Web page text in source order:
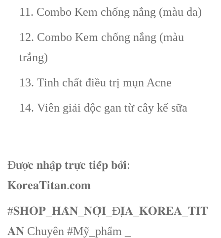
11. Combo Kem chống nắng (màu da)
12. Combo Kem chống nắng (màu
trắng)
13. Tinh chất điều trị mụn Acne
14. Viên giải độc gan từ cây kế sữa
Đ𝐮̛𝐨̛̣𝐜 𝐧𝐡𝐚̣̂𝐩 𝐭𝐫𝐮̛̣𝐜 𝐭𝐢𝐞̂́𝐩 𝐛𝐨̛̉𝐢:
𝐊𝐨𝐫𝐞𝐚𝐓𝐢𝐭𝐚𝐧.𝐜𝐨𝐦
#𝐒𝐇𝐎𝐏_𝐇𝐀̀𝐍_𝐍𝐎̣̂𝐈_Đ𝐈̣𝐀_𝐊𝐎𝐑𝐄𝐀_𝐓𝐈𝐓
𝐀𝐍 Chuyên #Mỹ_phẩm _